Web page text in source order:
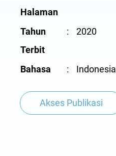
Halaman
Tahun
Terbit
: 2020
Bahasa : Indonesia
Akses Publikasi